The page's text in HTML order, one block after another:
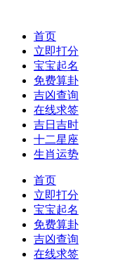
首页
立即打分
宝宝起名
免费算卦
吉凶查询
在线求签
吉日吉时
十二星座
生肖运势
首页
立即打分
宝宝起名
免费算卦
吉凶查询
在线求签